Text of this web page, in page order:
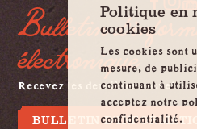
Bulletin
électronique
Recevez les dernières nouvelles
BULLETIN
Politique en
cookies
Les cookies sont
mesure, de
continuant à
acceptez notre
confidentialité.